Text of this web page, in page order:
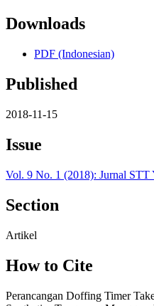
Downloads
PDF (Indonesian)
Published
2018-11-15
Issue
Vol. 9 No. 1 (2018): Jurnal STT
Section
Artikel
How to Cite
Perancangan Doffing Timer